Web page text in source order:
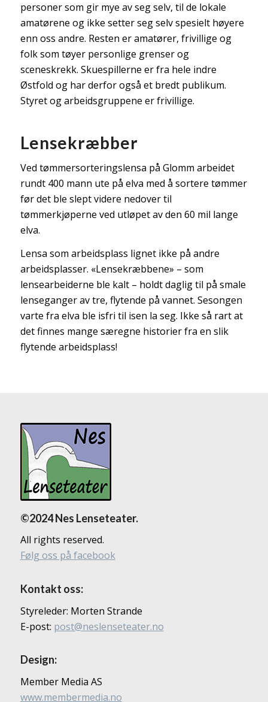
personer som gir mye av seg selv, til de lokale
amatørene og ikke setter seg selv spesielt høyere
enn oss andre. Resten er amatører, frivillige og
folk som tøyer personlige grenser og
sceneskrekk. Skuespillerne er fra hele indre
Østfold og har derfor også et bredt publikum.
Styret og arbeidsgruppene er frivillige.
Lensekræbber
Ved tømmersorteringslensa på Glomm arbeidet
rundt 400 mann ute på elva med å sortere tømmer
før det ble slept videre nedover til
tømmerkjøperne ved utløpet av den 60 mil lange
elva.
Lensa som arbeidsplass lignet ikke på andre
arbeidsplasser. «Lensekræbbene» – som
lensearbeiderne ble kalt – holdt daglig til på smale
lenseganger av tre, flytende på vannet. Sesongen
varte fra elva ble isfri til isen la seg. Ikke så rart at
det finnes mange særegne historier fra en slik
flytende arbeidsplass!
©2024 Nes Lenseteater.
All rights reserved.
Følg oss på facebook
Kontakt oss:
Styreleder: Morten Strande
E-post: post@neslenseteater.no
Design:
Member Media AS
www.membermedia.no